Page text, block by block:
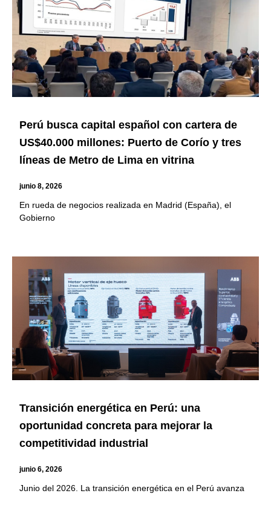
Perú busca capital español con cartera de
US$40.000 millones: Puerto de Corío y tres
líneas de Metro de Lima en vitrina
junio 8, 2026
En rueda de negocios realizada en Madrid (España), el
Gobierno
Transición energética en Perú: una
oportunidad concreta para mejorar la
competitividad industrial
junio 6, 2026
Junio del 2026. La transición energética en el Perú avanza